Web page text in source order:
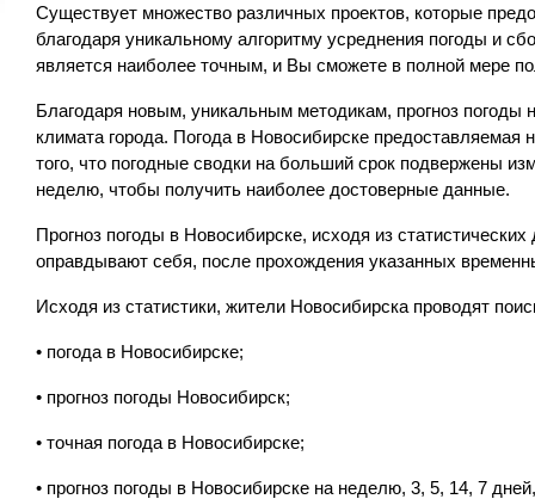
Существует множество различных проектов, которые
благодаря уникальному алгоритму усреднения погоды и
является наиболее точным, и Вы сможете в полной мере
Благодаря новым, уникальным методикам, прогноз
климата города. Погода в Новосибирске
того, что погодные сводки на больший срок подвержены
неделю, чтобы получить наиболее достоверные данные.
Прогноз погоды в Новосибирске, исходя из
оправдывают себя, после прохождения указанных
Исходя из статистики, жители Новосибирска проводят
• погода в Новосибирске;
• прогноз погоды Новосибирск;
• точная погода в Новосибирске;
• прогноз погоды в Новосибирске на неделю, 3, 5, 14, 7